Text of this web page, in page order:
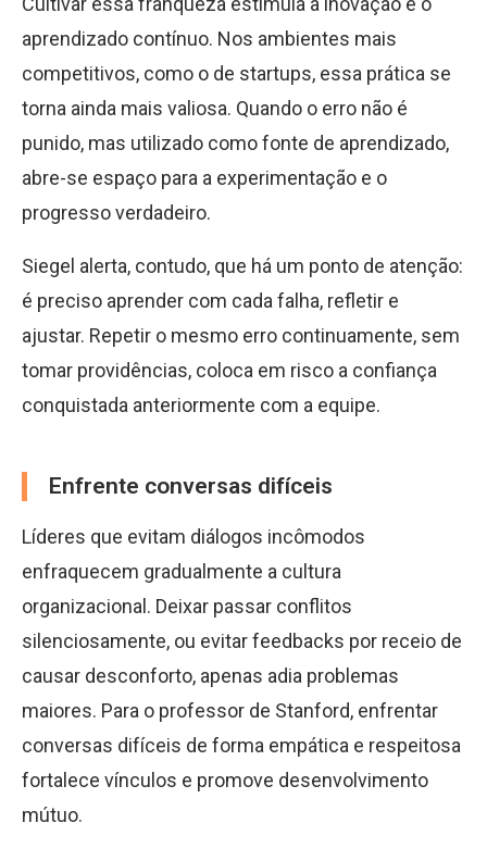
aprendizado contínuo. Nos ambientes mais
competitivos, como o de startups, essa prática se
torna ainda mais valiosa. Quando o erro não é
punido, mas utilizado como fonte de aprendizado,
abre-se espaço para a experimentação e o
progresso verdadeiro.
Siegel alerta, contudo, que há um ponto de atenção:
é preciso aprender com cada falha, refletir e
ajustar. Repetir o mesmo erro continuamente, sem
tomar providências, coloca em risco a confiança
conquistada anteriormente com a equipe.
Enfrente conversas difíceis
Líderes que evitam diálogos incômodos
enfraquecem gradualmente a cultura
organizacional. Deixar passar conflitos
silenciosamente, ou evitar feedbacks por receio de
causar desconforto, apenas adia problemas
maiores. Para o professor de Stanford, enfrentar
conversas difíceis de forma empática e respeitosa
fortalece vínculos e promove desenvolvimento
mútuo.